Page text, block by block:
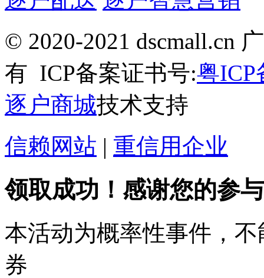
© 2020-2021 dscmall.cn
有 ICP备案证书号:粤ICP
逐户商城技术支持
信赖网站 | 重信用企业
领取成功！感谢您的参
本活动为概率性事件，
券